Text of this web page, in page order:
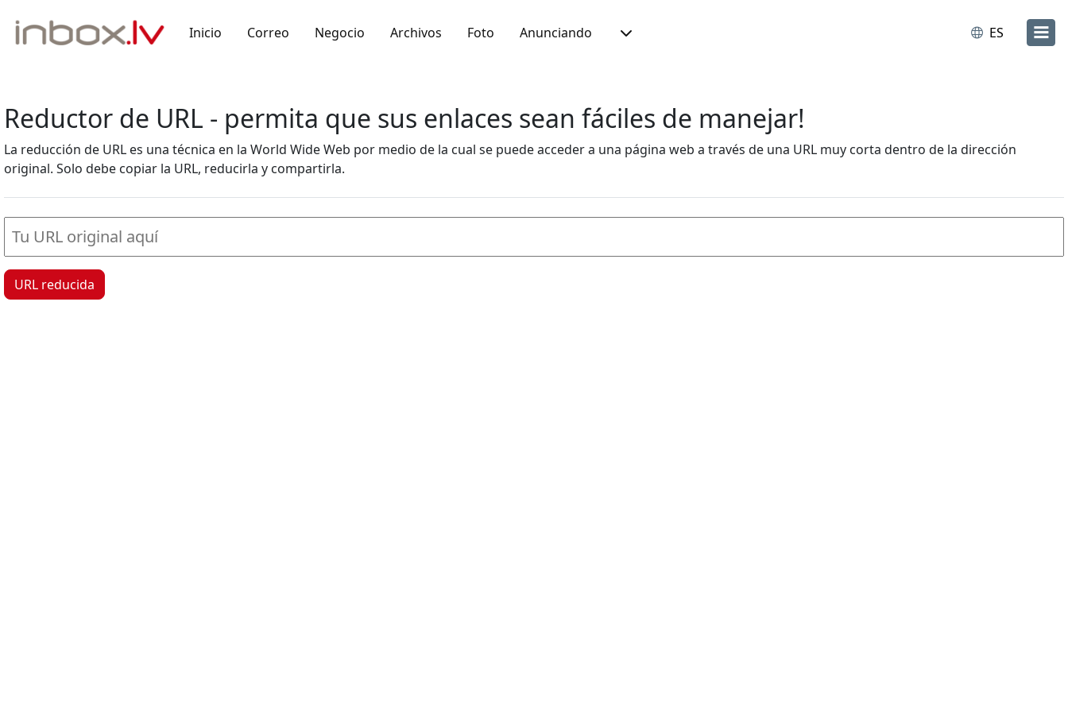
Inicio Correo Negocio Archivos Foto Anunciando ES
Reductor de URL - permita que sus enlaces sean fáciles de manejar!
La reducción de URL es una técnica en la World Wide Web por medio de la cual se puede acceder a una página web a través de una URL muy corta dentro de la dirección
original. Solo debe copiar la URL, reducirla y compartirla.
URL reducida